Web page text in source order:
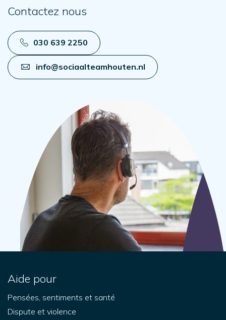
Contactez nous
030 639 2250
info@sociaalteamhouten.nl
Aide pour
Pensées, sentiments et santé
Dispute et violence